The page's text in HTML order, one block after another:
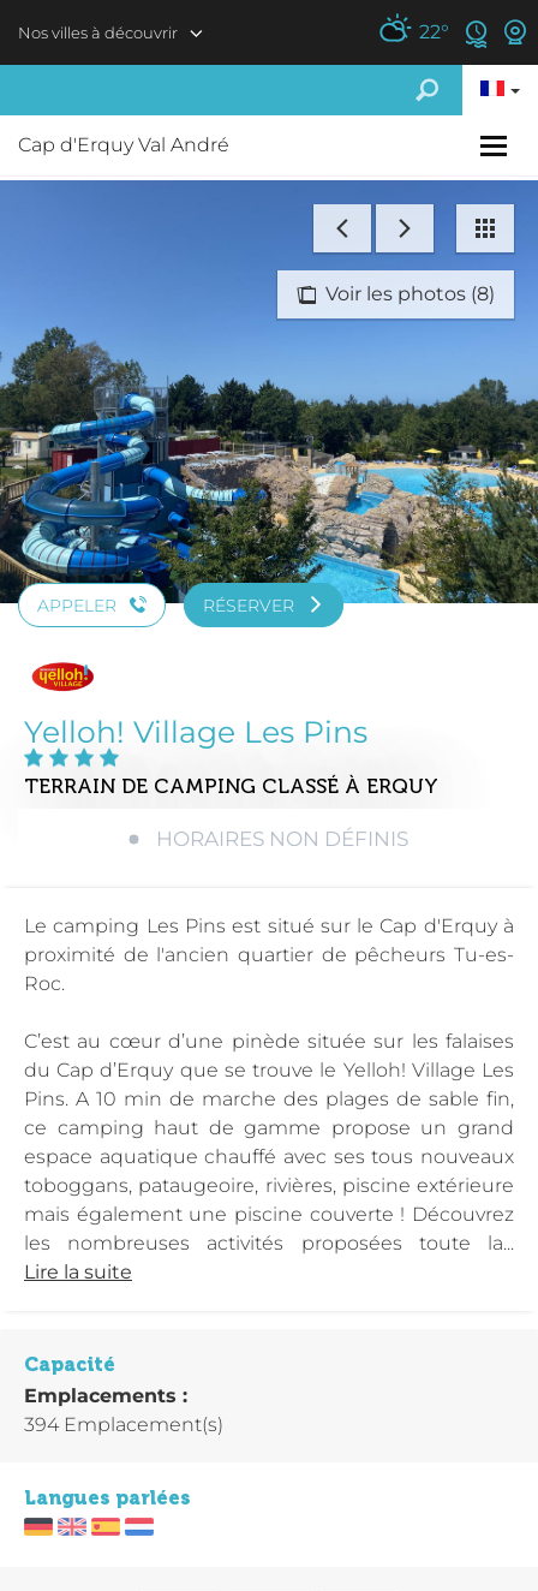
Nos villes à découvrir 22°
Cap d'Erquy Val André
Voir les photos (8)
APPELER RÉSERVER
Yelloh! Village Les Pins
TERRAIN DE CAMPING CLASSÉ À ERQUY
HORAIRES NON DÉFINIS
Le camping Les Pins est situé sur le Cap d'Erquy à
proximité de l'ancien quartier de pêcheurs Tu-es-
Roc.
C’est au cœur d’une pinède située sur les falaises
du Cap d’Erquy que se trouve le Yelloh! Village Les
Pins. A 10 min de marche des plages de sable fin,
ce camping haut de gamme propose un grand
espace aquatique chauffé avec ses tous nouveaux
toboggans, pataugeoire, rivières, piscine extérieure
mais également une piscine couverte ! Découvrez
les nombreuses activités proposées toute la...
Lire la suite
Capacité
Emplacements :
394 Emplacement(s)
Langues parlées